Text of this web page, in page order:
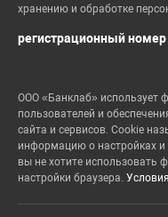
хранению и обработке
регистрационный
ООО «Банклаб» использует
пользователей и
сайта и сервисов. Cookie
информацию о настройках и
вы не хотите использовать
настройки браузера.